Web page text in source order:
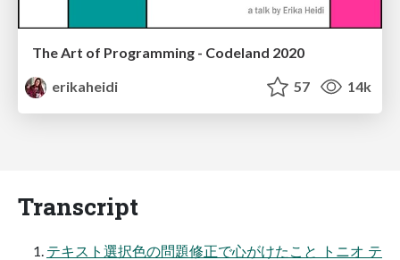
The Art of Programming - Codeland 2020
erikaheidi
57 14k
Transcript
テキスト選択色の問題修正で心がけたこと トニオ テ